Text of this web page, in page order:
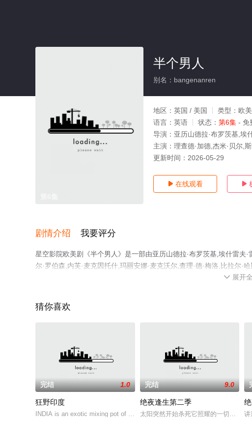
半个男人
别名：bangenanren
地区： 英国 / 美国 类型： 欧美
语言： 英语 状态： 第6集 - 免
导演： 亚历山德拉·布罗茨基,埃
主演： 理查德·加德,杰米·贝尔,
更新时间： 2026-05-29
 在线观看 
剧情介绍 我要评分
星空影院欧美剧《半个男人》是一部由亚历山德拉·布罗茨基,埃什雷夫
尔·罗伯森,内芙·麦克因托什,玛丽安娜·麦克沃尔,查理·德·梅洛,比拉尔·
鲁斯,等演员精彩演绎的英国 / 美国电视剧，手机免费观看高清未删减
 展开
猜你喜欢
完结 1.0
狂野印度
INDIA is an exotic mixing pot of iconic wildlife, secret locations, epic land
完结 9.0
绝夜逢生第二季
太阳突然开始杀死它照耀的一切，从 讲